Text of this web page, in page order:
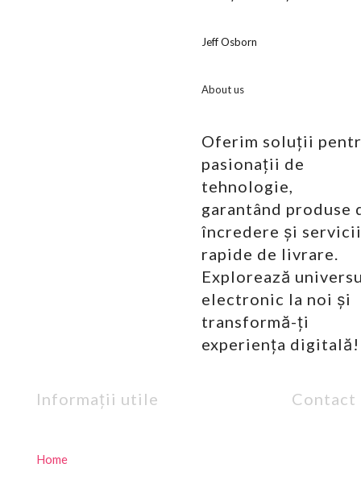
Jeff Osborn
About us
Oferim soluții
pasionații de
tehnologie,
garantând produse
încredere și servicii
rapide de livrare.
Explorează
electronic la noi și
transformă-ți
experiența digitală!
Informații utile
Home
Contact